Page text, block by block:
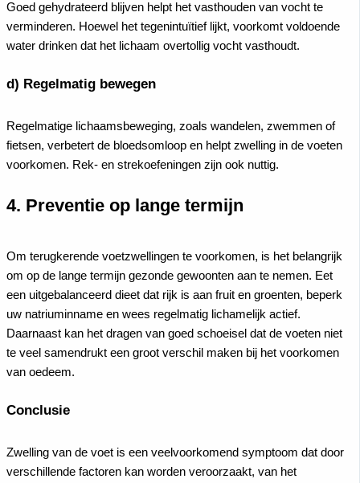
Goed gehydrateerd blijven helpt het vasthouden van vocht te
verminderen. Hoewel het tegenintuïtief lijkt, voorkomt voldoende
water drinken dat het lichaam overtollig vocht vasthoudt.
d) Regelmatig bewegen
Regelmatige lichaamsbeweging, zoals wandelen, zwemmen of
fietsen, verbetert de bloedsomloop en helpt zwelling in de voeten
voorkomen. Rek- en strekoefeningen zijn ook nuttig.
4. Preventie op lange termijn
Om terugkerende voetzwellingen te voorkomen, is het belangrijk
om op de lange termijn gezonde gewoonten aan te nemen. Eet
een uitgebalanceerd dieet dat rijk is aan fruit en groenten, beperk
uw natriuminname en wees regelmatig lichamelijk actief.
Daarnaast kan het dragen van goed schoeisel dat de voeten niet
te veel samendrukt een groot verschil maken bij het voorkomen
van oedeem.
Conclusie
Zwelling van de voet is een veelvoorkomend symptoom dat door
verschillende factoren kan worden veroorzaakt, van het